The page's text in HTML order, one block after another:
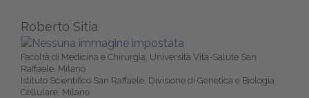
Roberto Sitia
Facoltà di Medicina e Chirurgia, Università Vita-Salute San
Raffaele, Milano
Istituto Scientifico San Raffaele, Divisione di Genetica e Biologia
Cellulare, Milano